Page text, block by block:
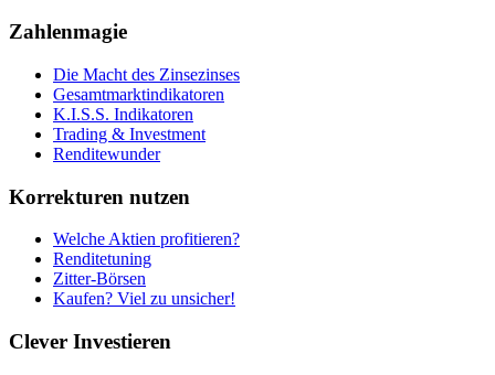
Zahlenmagie
Die Macht des Zinsezinses
Gesamtmarktindikatoren
K.I.S.S. Indikatoren
Trading & Investment
Renditewunder
Korrekturen nutzen
Welche Aktien profitieren?
Renditetuning
Zitter-Börsen
Kaufen? Viel zu unsicher!
Clever Investieren